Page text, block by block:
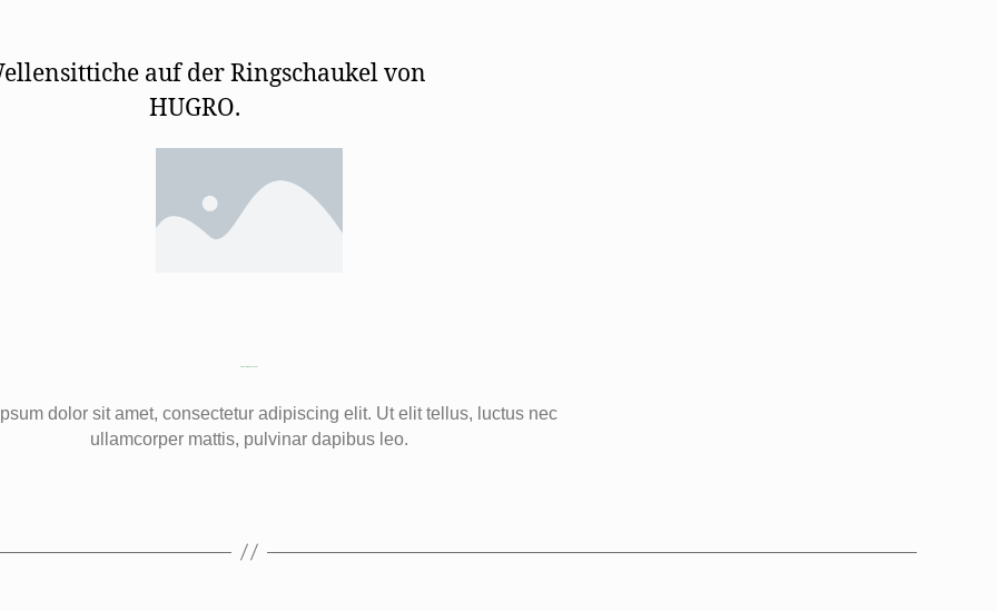
dolor sit amet, consectetur adipiscing elit. Ut elit tellus, luctus nec
ullamcorper mattis, pulvinar dapibus leo.